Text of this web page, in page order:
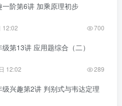
阶第6讲 加乘原理初步
12:02 700
第13讲 应用题综合（二）
12:02 289
兴趣第2讲 判别式与韦达定理